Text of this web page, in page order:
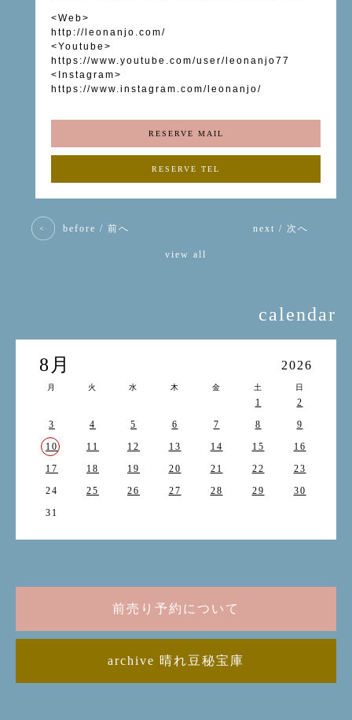
<Web>
http://leonanjo.com/
<Youtube>
https://www.youtube.com/user/leonanjo77
<Instagram>
https://www.instagram.com/leonanjo/
RESERVE MAIL
RESERVE TEL
before / 前へ next / 次へ
view all
calendar
8月 2026
月 火 水 木 金 土 日
1
2
3
4 5 6 7 8
9
10
11 12 13 14 15
16
17
18 19 20 21 22
23
24
25 26 27 28 29
30
31
前売り予約について
archive 晴れ豆秘宝庫